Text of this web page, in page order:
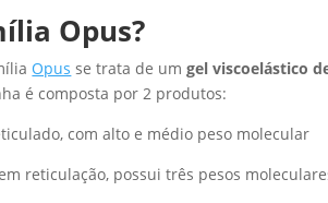
Opus?
Opus se trata de umgel viscoelástico
é composta por 2 produtos:
com alto e médio peso molecular
reticulação, possui três pesos